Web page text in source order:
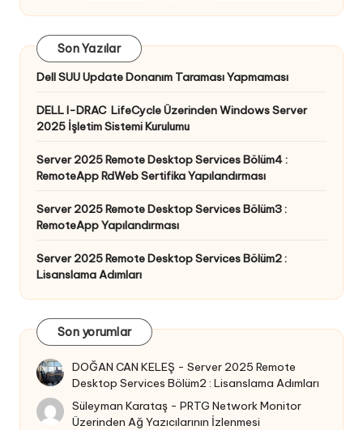
Son Yazılar
Dell SUU Update Donanım Taraması Yapmaması
DELL I-DRAC LifeCycle Üzerinden Windows Server
2025 İşletim Sistemi Kurulumu
Server 2025 Remote Desktop Services Bölüm4 :
RemoteApp RdWeb Sertifika Yapılandırması
Server 2025 Remote Desktop Services Bölüm3 :
RemoteApp Yapılandırması
Server 2025 Remote Desktop Services Bölüm2 :
Lisanslama Adımları
Son yorumlar
DOĞAN CAN KELEŞ -Server 2025 Remote
Desktop Services Bölüm2 : Lisanslama Adımları
Süleyman Karataş -PRTG Network Monitor
Üzerinden Ağ Yazıcılarının İzlenmesi